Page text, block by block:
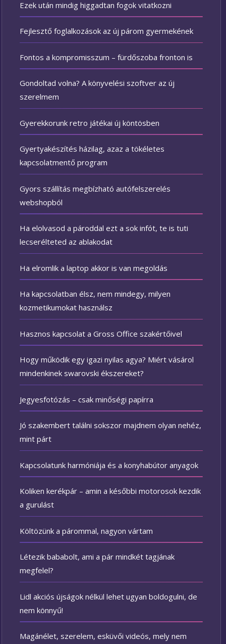
Ezek után mindig higgadtan fogok vitatkozni
Fejlesztő foglalkozások az új párom gyermekének
Fontos a kompromisszum – fürdőszoba fronton is
Gondoltad volna? A könyvelési szoftver az új
szerelmem
Gyerekkorunk retro játékai új köntösben
Gyertyakészítés házilag, azaz a tökéletes
kapcsolatmentő program
Gyors szállítás megbízható autófelszerelés
webshopból
Ha elolvasod a pároddal ezt a sok infót, te is tuti
lecserélteted az ablakodat
Ha elromlik a laptop akkor is van megoldás
Ha kapcsolatban élsz, nem mindegy, milyen
kozmetikumokat használsz
Hasznos kapcsolat a Gross Office szakértőivel
Hogy működik egy igazi nyilas agya? Miért vásárol
mindenkinek swarovski ékszereket?
Jegyesfotózás – csak minőségi papírra
Jó szakembert találni sokszor majdnem olyan nehéz,
mint párt
Kapcsolatunk harmóniája és a konyhabútor anyagok
Koliken kerékpár – amin a későbbi motorosok kezdik
a gurulást
Költözünk a párommal, nagyon vártam
Létezik bababolt, ami a pár mindkét tagjának
megfelel?
Lidl akciós újságok nélkül lehet ugyan boldogulni, de
nem könnyű!
Magánélet, szerelem, esküvői videós, mely nem